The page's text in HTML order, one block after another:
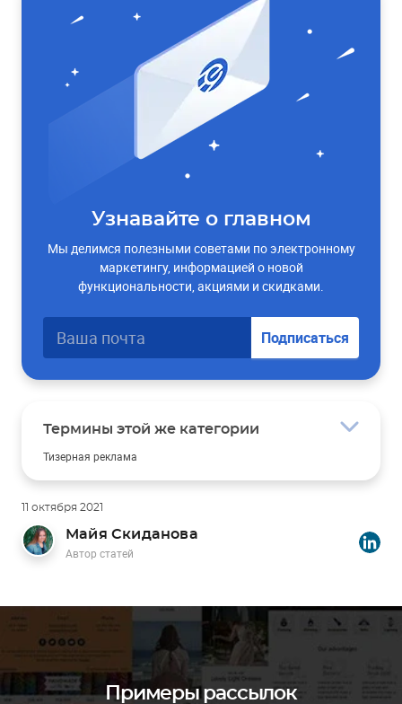
Узнавайте о главном
Мы делимся полезными советами по электронному
маркетингу, информацией о новой
функциональности, акциями и скидками.
Подписаться
Термины этой же категории
Тизерная реклама
Шелфтокер
HoReCa
11 октября 2021
Майя Скиданова
Автор статей
Примеры рассылок